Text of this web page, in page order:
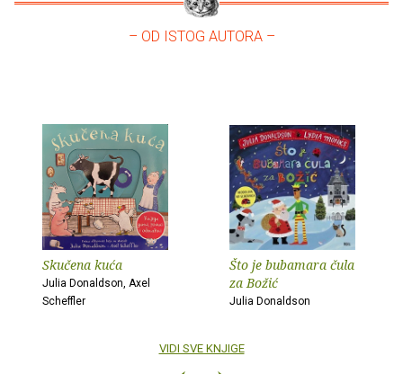
– OD ISTOG AUTORA –
Skučena kuća
Julia Donaldson, Axel
Scheffler
Što je bubamara čula
za Božić
Julia Donaldson
VIDI SVE KNJIGE